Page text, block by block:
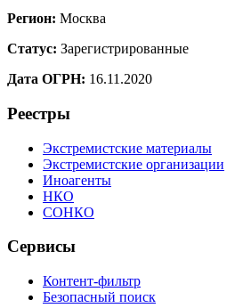
Регион: Москва
Статус: Зарегистрированные
Дата ОГРН: 16.11.2020
Реестры
Экстремистские материалы
Экстремистские организации
Иноагенты
НКО
СОНКО
Сервисы
Контент-фильтр
Безопасный поиск